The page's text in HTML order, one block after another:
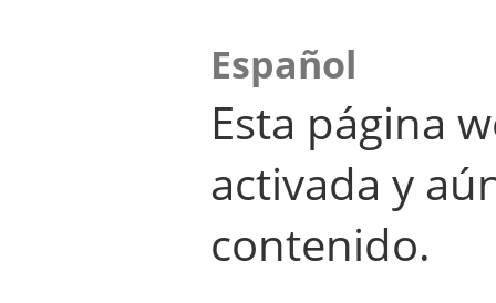
Español
Esta página
activada y
contenido.